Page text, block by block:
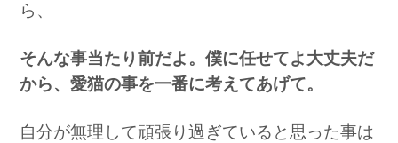
ら、
そんな事当たり前だよ。僕に任せてよ大丈夫だ
から、愛猫の事を一番に考えてあげて。
自分が無理して頑張り過ぎていると思った事は